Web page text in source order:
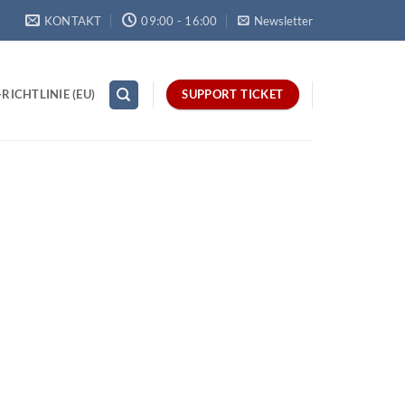
KONTAKT 09:00 - 16:00 Newsletter
(EU) SUPPORT TICKET